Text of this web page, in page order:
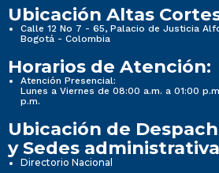
Ubicación Altas
Calle 12 No 7 - 65, Palacio de Justicia
Bogotá - Colombia
Horarios de Atención:
Atención Presencial:
Lunes a Viernes de 08:00 a.m. a 01:00
p.m.
Ubicación de
y Sedes
Directorio Nacional